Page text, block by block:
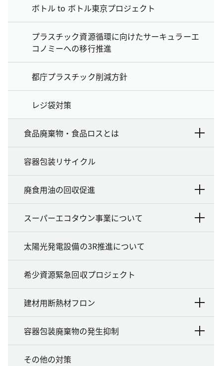
ボトル to ボトル東京プロジェクト
プラスチック資源循環に向けたサーキュラーエ
コノミーへの移行推進
都庁プラスチック削減方針
レジ袋対策
食品廃棄物・食品ロスとは
容器包装リサイクル
廃食用油の回収促進
スーパーエコタウン事業について
太陽光発電設備の3R推進について
希少資源緊急回収プロジェクト
建材用断熱材フロン
容器包装廃棄物の発生抑制
その他の対策